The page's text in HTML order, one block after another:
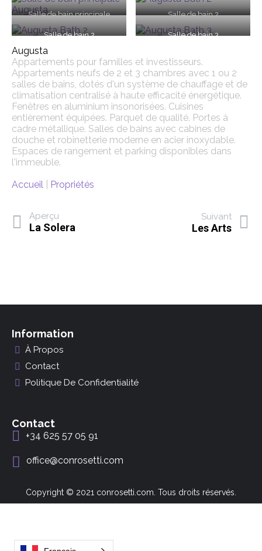
Salle de bain principale Salle de bain 2
Salle de bain 2 Salle de bain 3
Augusta
Appartements pour familles et investisseurs.
Appartements neufs de 2 et 3 chambres avec 1 ou 2
salles de bains, dotés d'un système de chauffage et de
climatisation centralisé à haute efficacité énergétique.
Fenêtres en aluminium insonorisées. Cuisines
entièrement équipées. Parquet de qualité. Portes à
cadre métallique. Salles de bains avec cabines de
douche et robinetterie moderne en acier inoxydable.
Espaces de rangement et parking disponibles dans
l'immeuble.
Accueil
Propriétés
Aperçu
La Solera
Suivant
Les Arts
Information
À Propos
Contact
Politique De Confidentialité
Contact
+34 625 57 05 91
office@conrosetti.com
Copyright © 2021 conrosetti.com. Tous droits réservés.